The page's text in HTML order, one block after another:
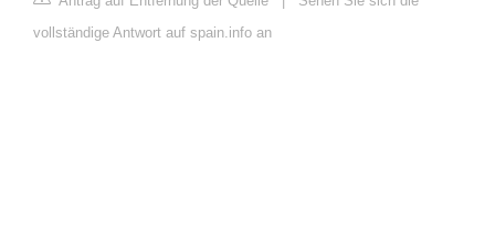
vollständige Antwort auf spain.info an